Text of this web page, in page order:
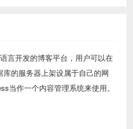
语言开发的博客平台，用户可以在
库的服务器上架设属于自己的网
当作一个内容管理系统来使用。